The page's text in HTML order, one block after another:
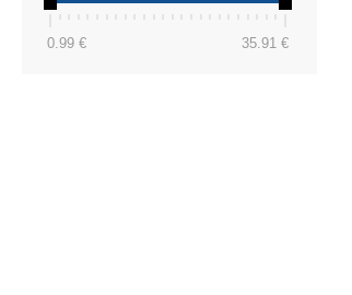
0.99 € 35.91 €